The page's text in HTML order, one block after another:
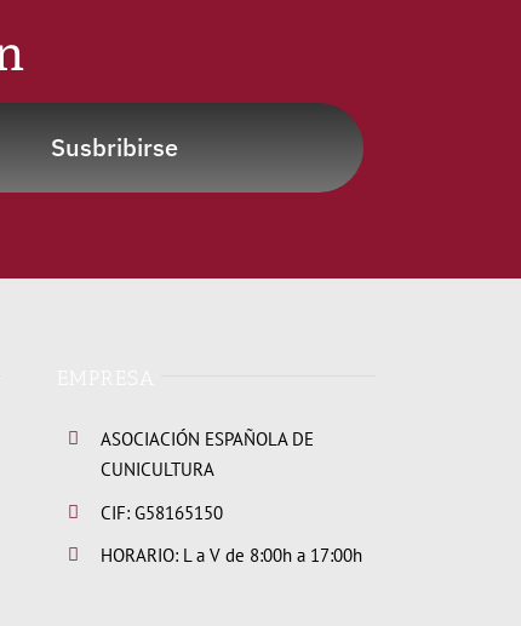
Susbribirse
ASOCIACIÓN ESPAÑOLA DE
CUNICULTURA
CIF: G58165150
HORARIO: L a V de 8:00h a 17:00h